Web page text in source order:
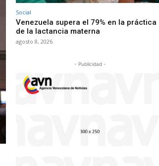
Social
Venezuela supera el 79% en la práctica
de la lactancia materna
agosto 8, 2026
- Publicidad -